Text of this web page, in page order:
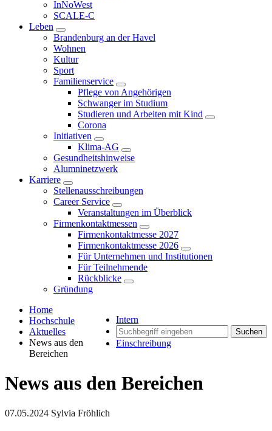
InNoWest
SCALE-C
Leben
Brandenburg an der Havel
Wohnen
Kultur
Sport
Familienservice
Pflege von Angehörigen
Schwanger im Studium
Studieren und Arbeiten mit Kind
Corona
Initiativen
Klima-AG
Gesundheitshinweise
Alumninetzwerk
Karriere
Stellenausschreibungen
Career Service
Veranstaltungen im Überblick
Firmenkontaktmessen
Firmenkontaktmesse 2027
Firmenkontaktmesse 2026
Für Unternehmen und Institutionen
Für Teilnehmende
Rückblicke
Gründung
Intern
Suchen
Einschreibung
Home
Hochschule
Aktuelles
News aus den
Bereichen
News aus den Bereichen
07.05.2024 Sylvia Fröhlich